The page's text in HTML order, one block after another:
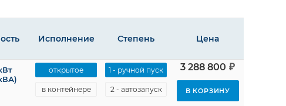
Исполнение Степень
автоматизации
Цена
открытое
в контейнере
1 - ручной пуск
2 - автозапуск
3 288 800 ₽
В КОРЗИНУ